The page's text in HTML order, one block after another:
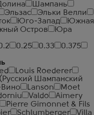
Шампань
Эльзас
Эльки Велли
Юго-Запад
Южная
Остров
Юра
0.25 0.33
0.375
Louis Roederer
Шампанский
Вино Lanson
Moet
Valdo
Aimery
Pierre Gimonnet & Fils
Schlumberger
Villa